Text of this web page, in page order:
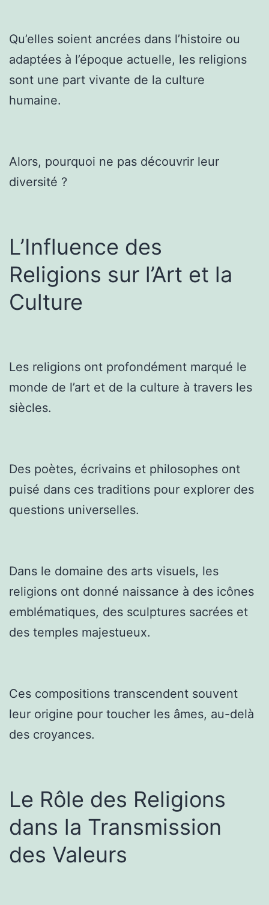
Qu’elles soient ancrées dans l’histoire ou
adaptées à l’époque actuelle, les religions
sont une part vivante de la culture
humaine.
Alors, pourquoi ne pas découvrir leur
diversité ?
L’Influence des
Religions sur l’Art et la
Culture
Les religions ont profondément marqué le
monde de l’art et de la culture à travers les
siècles.
Des poètes, écrivains et philosophes ont
puisé dans ces traditions pour explorer des
questions universelles.
Dans le domaine des arts visuels, les
religions ont donné naissance à des icônes
emblématiques, des sculptures sacrées et
des temples majestueux.
Ces compositions transcendent souvent
leur origine pour toucher les âmes, au-delà
des croyances.
Le Rôle des Religions
dans la Transmission
des Valeurs